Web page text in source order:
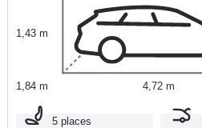
1,43 m
1,84 m 4,72 m
5 places